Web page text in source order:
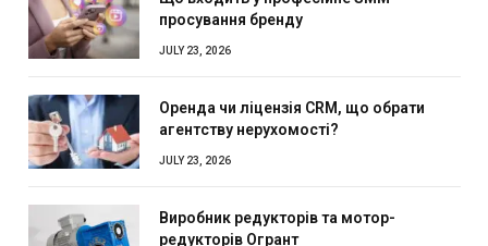
просування бренду
JULY 23, 2026
Оренда чи ліцензія CRM, що обрати
агентству нерухомості?
JULY 23, 2026
Виробник редукторів та мотор-
редукторів Огрант